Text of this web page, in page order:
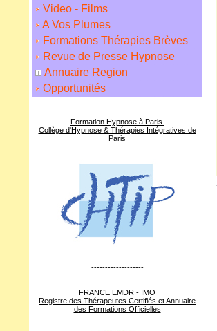
Video - Films
A Vos Plumes
Formations Thérapies Brèves
Revue de Presse Hypnose
Annuaire Region
Opportunités
Formation Hypnose à Paris.
Collège d'Hypnose & Thérapies Intégratives de
Paris
-------------------
FRANCE EMDR - IMO
Registre des Thérapeutes Certifiés et Annuaire
des Formations Officielles